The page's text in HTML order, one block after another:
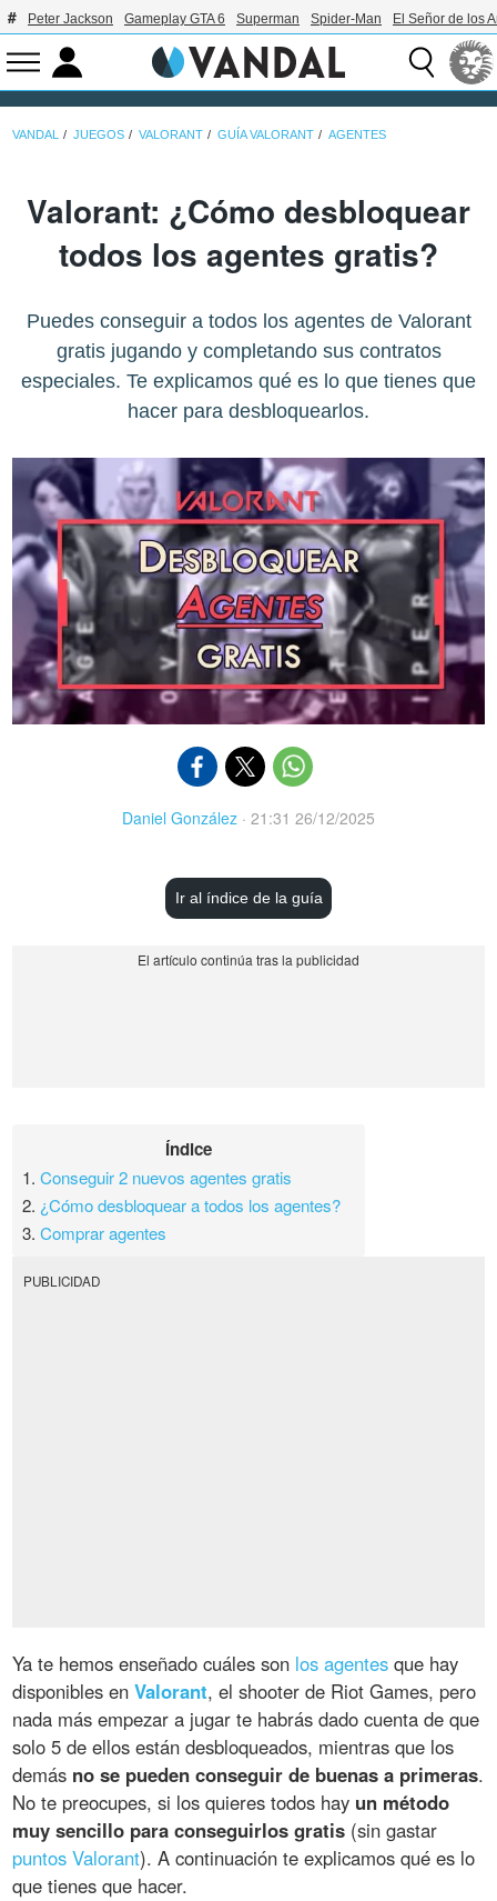
Peter Jackson Gameplay GTA 6 Superman Spider-Man El Señor de los
VANDAL JUEGOS VALORANT GUÍA VALORANT AGENTES
Valorant: ¿Cómo desbloquear
todos los agentes gratis?
Puedes conseguir a todos los agentes de Valorant
gratis jugando y completando sus contratos
especiales. Te explicamos qué es lo que tienes que
hacer para desbloquearlos.
Daniel González · 21:31 26/12/2025
Ir al índice de la guía
Índice
1.Conseguir 2 nuevos agentes gratis
2. ¿Cómo desbloquear a todos los agentes?
3.Comprar agentes
PUBLICIDAD
Ya te hemos enseñado cuáles son los agentes que hay
disponibles enValorant, el shooter de Riot Games, pero
nada más empezar a jugar te habrás dado cuenta de que
solo 5 de ellos están desbloqueados, mientras que los
demás no se pueden conseguir de buenas a primeras.
No te preocupes, si los quieres todos hay un método
muy sencillo para conseguirlos gratis (sin gastar
puntos Valorant). A continuación te explicamos qué es lo
que tienes que hacer.